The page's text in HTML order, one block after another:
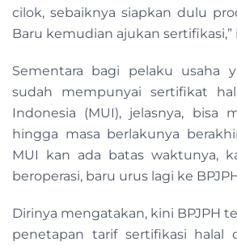
cilok, sebaiknya siapkan dulu
Baru kemudian ajukan sertifikasi,”
Sementara bagi pelaku usaha
sudah mempunyai sertifikat
Indonesia (MUI), jelasnya, bisa
hingga masa berlakunya
MUI kan ada batas waktunya,
beroperasi, baru urus lagi ke
Dirinya mengatakan, kini BPJPH
penetapan tarif sertifikasi halal